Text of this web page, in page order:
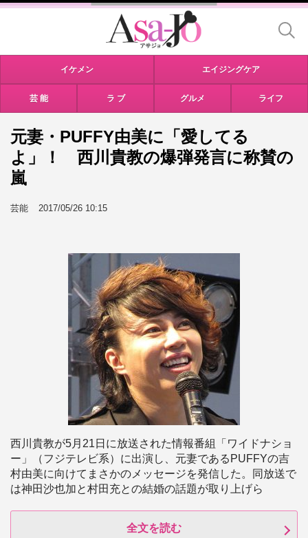
イケメン エイジングケア
芸 能 ラ ブ グルメ ライフ
元妻・PUFFY由美に「愛してる
よ」！ 西川貴教の爆弾発言に称賛の
嵐
芸能 2017/05/26 10:15
西川貴教が5月21日に放送された情報番組「ワイドナショ
ー」（フジテレビ系）に出演し、元妻であるPUFFYの吉
村由美に向けてまさかのメッセージを発信した。同放送で
は神田沙也加と村田充との結婚の話題が取り上げら
全文を読む